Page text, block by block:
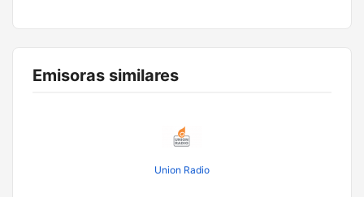
Emisoras similares
Union Radio